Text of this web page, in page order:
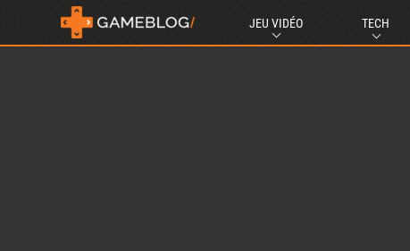
JEU VIDÉO TECH